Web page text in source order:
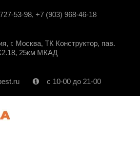
53-98, +7 (903) 968-46-18
, г. Москва, ТК Конструктор, пав.
25км МКАД
с 10-00 до 21-00